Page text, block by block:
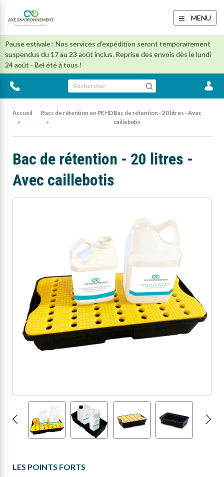
Pause estivale : Nos services d'expédition seront temporairement
suspendus du 17 au 23 août inclus. Reprise des envois dès le lundi
24 août - Bel été à tous !
MENU
Rechercher
Accueil Bacs de rétention en PEHDBac de rétention - 20 litres - Avec
caillebotis
Bac de rétention - 20 litres -
Avec caillebotis
LES POINTS FORTS